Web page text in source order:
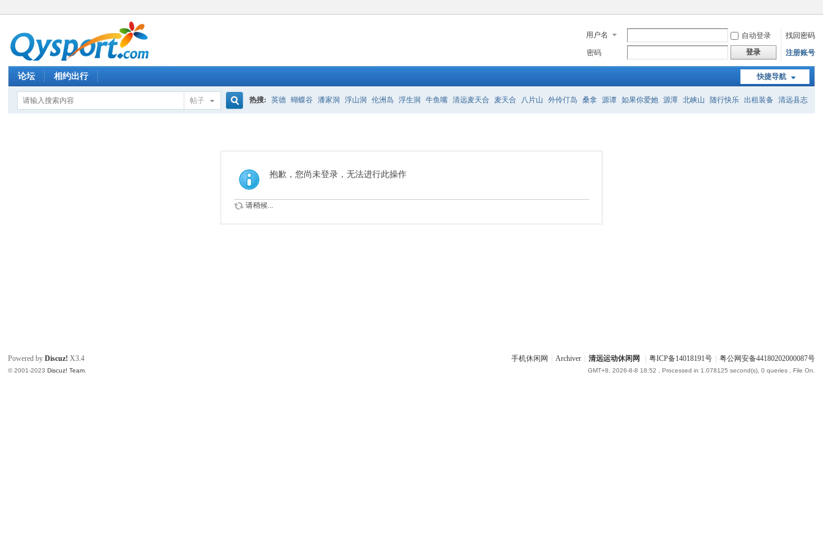
用户名 自动登录
找回密码
密码
登录 注册账号
快捷导航
论坛 相约出行
帖子 热搜: 英德 蝴蝶谷 潘家洞 浮山洞 伦洲岛 浮生洞 牛鱼嘴 清远麦天合 麦天合 八片山 外伶仃岛 桑拿 源谭 如果你爱她 源潭 北峡山 随行快乐 出租装备 清远县志
抱歉，您尚未登录，无法进行此操作
请稍候...
手机休闲网 Archiver 清远运动休闲网 粤ICP备14018191号 粤公网安备44180202000087号
GMT+8, 2026-8-8 18:52 , Processed in 1.078125 second(s), 0 queries , File On.
Powered byDiscuz! X3.4
© 2001-2023Discuz! Team